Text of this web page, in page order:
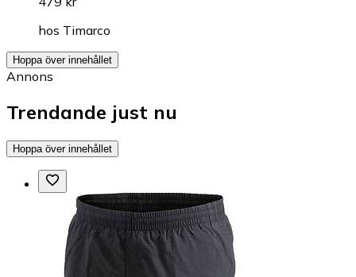
hos Timarco
Hoppa över innehållet
Annons
Trendande just nu
Hoppa över innehållet